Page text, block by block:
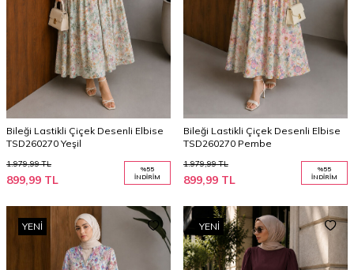
Bileği Lastikli Çiçek Desenli Elbise
TSD260270 Yeşil
1.979,99TL
899,99 TL
%55
İNDIRIM
Bileği Lastikli Çiçek Desenli Elbise
TSD260270 Pembe
1.979,99TL
899,99 TL
%55
İNDIRIM
YENI YENI